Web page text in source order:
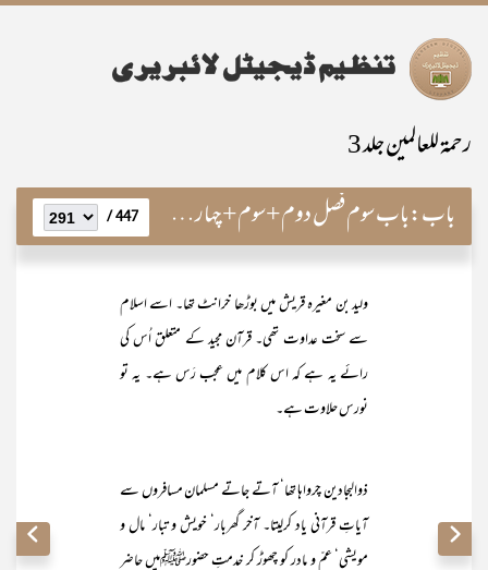
رحمۃ للعالمین جلد 3
باب:باب سوم فصل دوم+سوم+چہارم+پنجم(معانیِ عالیہ و مضامینِ نادرہ) 447 /
ولید بن مغیرہ قریش میں بوڑھا خرانٹ تھا۔ اسے اسلام
سے سخت عداوت تھی۔ قرآن مجید کے متعلق اُس کی
رائے یہ ہے کہ اس کلام میں عجب رَس ہے۔ یہ تو
نورس حلاوت ہے۔
ذوالبجادین چرواہا تھا‘ آتے جاتے مسلمان مسافروں سے
آیاتِ قرآنی یاد کرلیتا۔ آخر گھربار‘ خویش و تبار‘ مال و
مویشی‘ عمّ و مادر کو چھوڑ کر خدمتِ حضورﷺمیں حاضر